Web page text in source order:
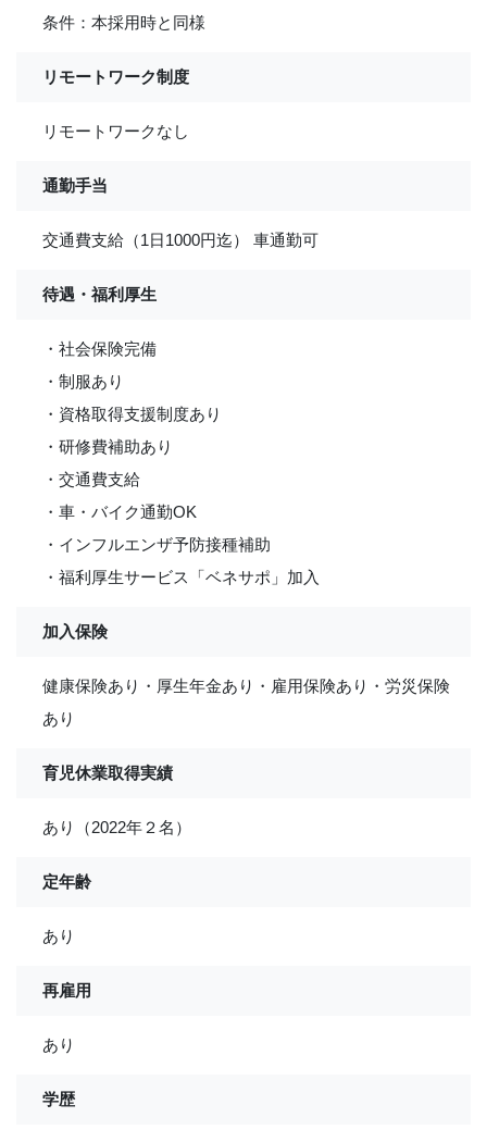
条件：本採用時と同様
リモートワーク制度
リモートワークなし
通勤手当
交通費支給（1日1000円迄） 車通勤可
待遇・福利厚生
・社会保険完備
・制服あり
・資格取得支援制度あり
・研修費補助あり
・交通費支給
・車・バイク通勤OK
・インフルエンザ予防接種補助
・福利厚生サービス「ベネサポ」加入
加入保険
健康保険あり・厚生年金あり・雇用保険あり・労災保険
あり
育児休業取得実績
あり（2022年２名）
定年齢
あり
再雇用
あり
学歴